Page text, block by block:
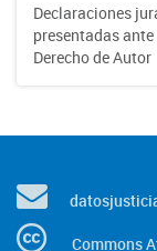
Declaraciones
presentadas
Derecho de Autor
Commons